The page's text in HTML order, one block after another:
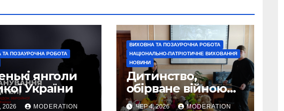
ТА ПОЗАУРОЧНА РОБОТА
янголи
України
MODERATION
ВИХОВНА ТА ПОЗАУРОЧНА РОБОТА
НАЦІОНАЛЬНО-ПАТРІОТИЧНЕ ВИХОВАННЯ
НОВИНИ
Дитинство,
обірване війною…
ЧЕР 4, 2026 MODERATION